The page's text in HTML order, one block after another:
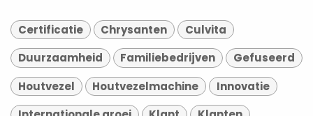
Certificatie Chrysanten
Culvita
Duurzaamheid
Familiebedrijven
Gefuseerd
Houtvezel
Houtvezelmachine
Innovatie